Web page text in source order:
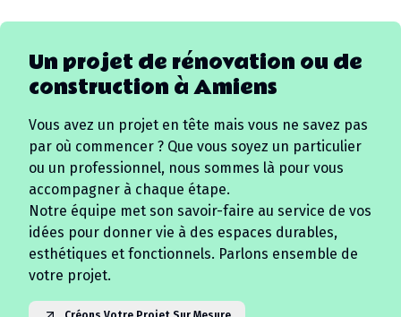
Un projet de rénovation ou de
construction àAmiens
Vous avez un projet en tête mais vous ne savez pas
par où commencer ? Que vous soyez un particulier
ou un professionnel, nous sommes là pour vous
accompagner à chaque étape.
Notre équipe met son savoir-faire au service de vos
idées pour donner vie à des espaces durables,
esthétiques et fonctionnels. Parlons ensemble de
votre projet.